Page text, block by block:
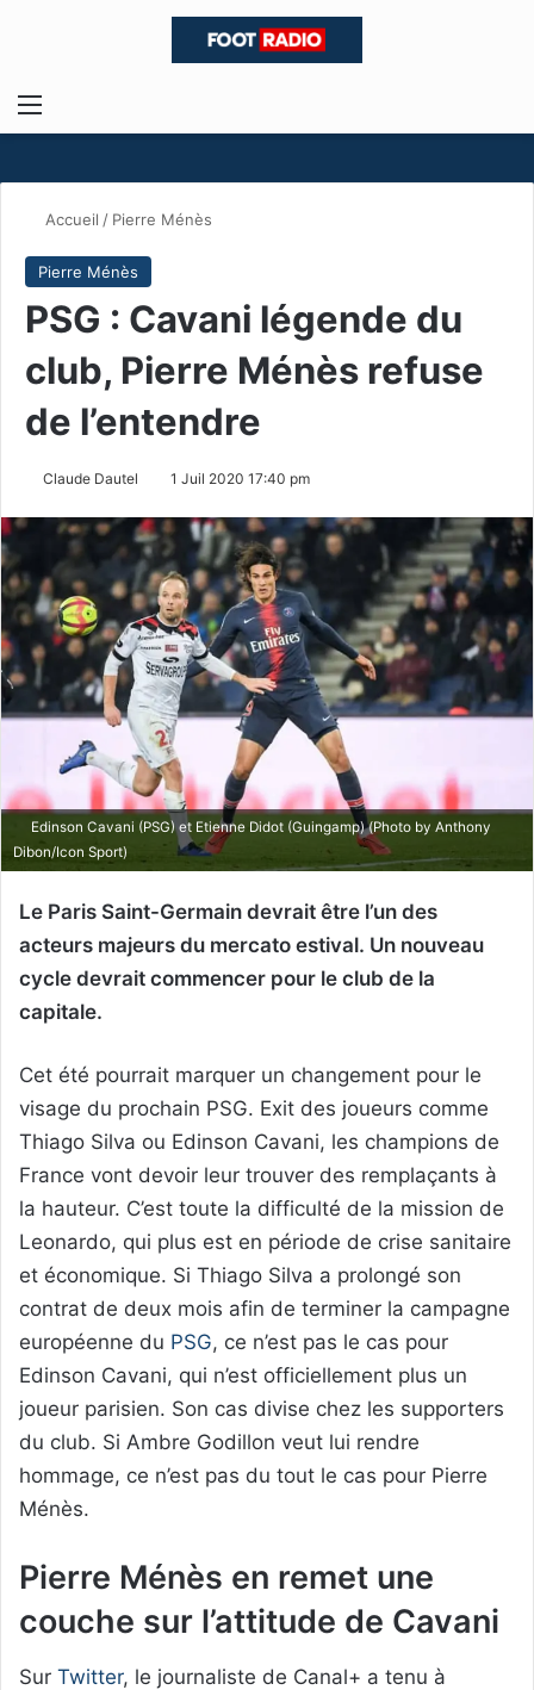
Menu
Accueil / Pierre Ménès
Pierre Ménès
PSG : Cavani légende du
club, Pierre Ménès refuse
de l’entendre
Claude Dautel 1 Juil 2020 17:40 pm
Edinson Cavani (PSG) et Etienne Didot (Guingamp) (Photo by Anthony
Dibon/Icon Sport)
Le Paris Saint-Germain devrait être l’un des
acteurs majeurs du mercato estival. Un nouveau
cycle devrait commencer pour le club de la
capitale.
Cet été pourrait marquer un changement pour le
visage du prochain PSG. Exit des joueurs comme
Thiago Silva ou Edinson Cavani, les champions de
France vont devoir leur trouver des remplaçants à
la hauteur. C’est toute la difficulté de la mission de
Leonardo, qui plus est en période de crise sanitaire
et économique. Si Thiago Silva a prolongé son
contrat de deux mois afin de terminer la campagne
européenne du PSG, ce n’est pas le cas pour
Edinson Cavani, qui n’est officiellement plus un
joueur parisien. Son cas divise chez les supporters
du club. Si Ambre Godillon veut lui rendre
hommage, ce n’est pas du tout le cas pour Pierre
Ménès.
Pierre Ménès en remet une
couche sur l’attitude de Cavani
Sur Twitter, le journaliste de Canal+ a tenu à